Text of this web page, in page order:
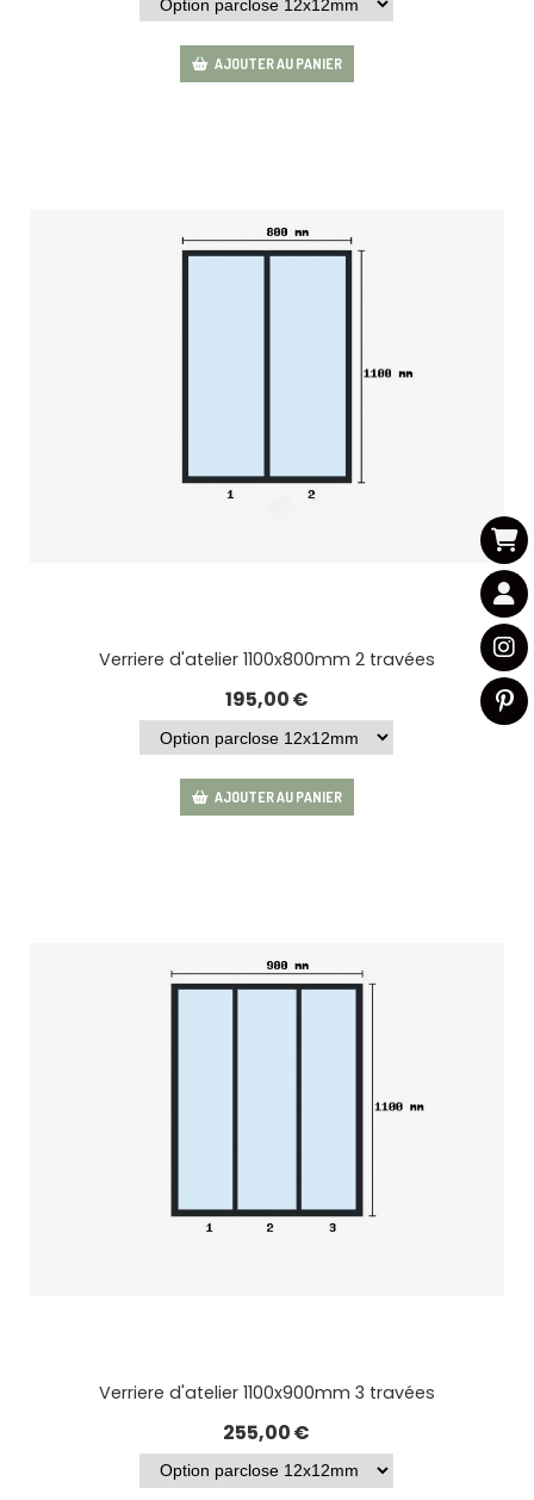
AJOUTER AU PANIER
Verriere d'atelier 1100x800mm 2 travées
195,00€
AJOUTER AU PANIER
Verriere d'atelier 1100x900mm 3 travées
255,00€